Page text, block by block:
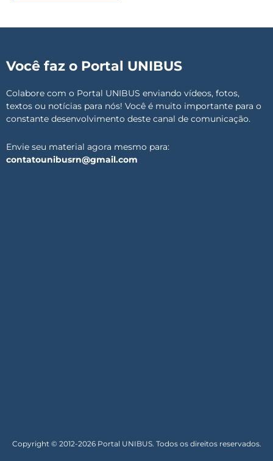
Você faz o Portal UNIBUS
Colabore com o Portal UNIBUS enviando vídeos, fotos,
textos ou notícias para nós! Você é muito importante para o
constante desenvolvimento deste canal de comunicação.
Envie seu material agora mesmo para:
contatounibusrn@gmail.com
Copyright © 2012-2026 Portal UNIBUS. Todos os direitos reservados.